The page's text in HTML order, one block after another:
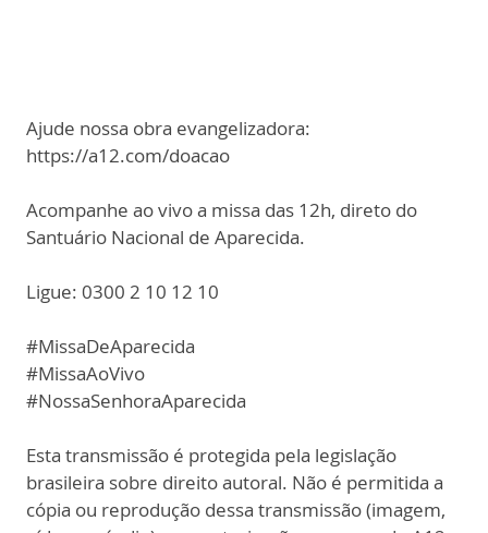
Ajude nossa obra evangelizadora:
https://a12.com/doacao
Acompanhe ao vivo a missa das 12h, direto do
Santuário Nacional de Aparecida.
Ligue: 0300 2 10 12 10
#MissaDeAparecida
#MissaAoVivo
#NossaSenhoraAparecida
Esta transmissão é protegida pela legislação
brasileira sobre direito autoral. Não é permitida a
cópia ou reprodução dessa transmissão (imagem,